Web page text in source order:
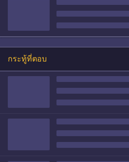
กระทู้ที่ตอบ